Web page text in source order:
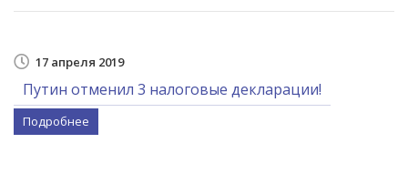
17 апреля 2019
Путин отменил 3 налоговые декларации!
Подробнее